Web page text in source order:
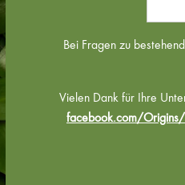
Bei Fragen zu
Vielen Dank für Ihre
facebook.com/Origins/